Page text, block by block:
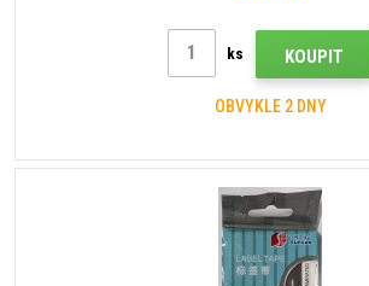
ks KOUPIT
OBVYKLE 2 DNY